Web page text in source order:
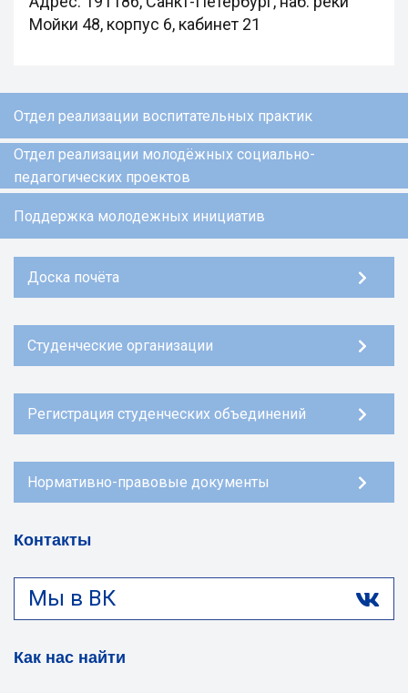
Мойки 48, корпус 6, кабинет 21
Отдел реализации воспитательных практик
Отдел реализации молодёжных социально-
педагогических проектов
Поддержка молодежных инициатив
Доска почёта
Студенческие организации
Регистрация студенческих объединений
Нормативно-правовые документы
Контакты
Мы в ВК
Как нас найти